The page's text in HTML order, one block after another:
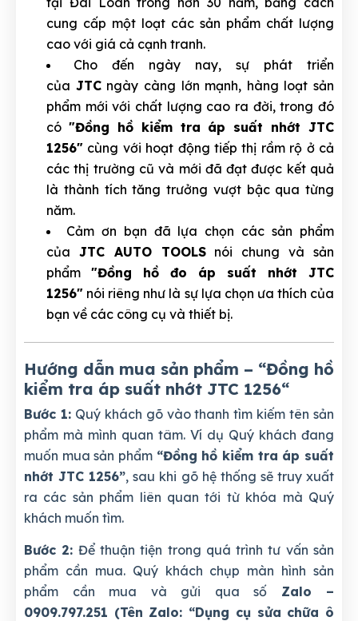
cung cấp một loạt các sản phẩm chất lượng
cao với giá cả cạnh tranh.
Cho đến ngày nay, sự phát triển
của JTCngày càng lớn mạnh, hàng loạt sản
phẩm mới với chất lượng cao ra đời, trong đó
có "Đồng hồ kiểm tra áp suất nhớt JTC
1256" cùng với hoạt động tiếp thị rầm rộ ở cả
các thị trường cũ và mới đã đạt được kết quả
là thành tích tăng trưởng vượt bậc qua từng
năm.
Cảm ơn bạn đã lựa chọn các sản phẩm
của JTC AUTO TOOLSnói chung và sản
phẩm "Đồng hồ đo áp suất nhớt JTC
1256" nói riêng như là sự lựa chọn ưa thích của
bạn về các công cụ và thiết bị.
Hướng dẫn mua sản phẩm – “Đồng hồ
kiểm tra áp suất nhớt JTC 1256“
Bước 1:Quý khách gõ vào thanh tìm kiếm tên sản
phẩm mà mình quan tâm. Ví dụ Quý khách đang
muốn mua sản phẩm “Đồng hồ kiểm tra áp suất
nhớt JTC 1256”, sau khi gõ hệ thống sẽ truy xuất
ra các sản phẩm liên quan tới từ khóa mà Quý
khách muốn tìm.
Bước 2: Để thuận tiện trong quá trình tư vấn sản
phẩm cần mua. Quý khách chụp màn hình sản
phẩm cần mua và gửi qua số Zalo –
0909.797.251 (Tên Zalo: “Dụng cụ sửa chữa ô